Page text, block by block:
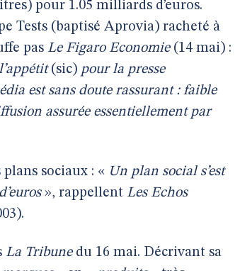
pour 1.05 milliards d’euros.
Tests (baptisé Aprovia) racheté à
pas Le Figaro Economie(14 mai) :
(sic) pour la presse
est sans doute rassurant : faible
assurée essentiellement par
sociaux : « Un plan social s’est
», rappellent Les Echos
La Tribunedu 16 mai. Décrivant sa